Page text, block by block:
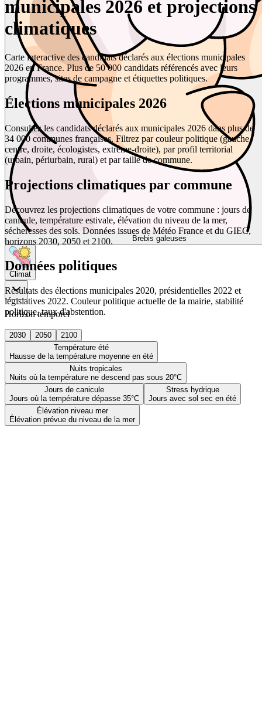
Brebis galeuses
Climat
Horizon temporel
2030 2050
2100
Température été
Hausse de la température moyenne en été
Nuits tropicales
Nuits où la température ne descend pas sous 20°C
Jours de canicule
Jours où la température dépasse 35°C
Stress hydrique
Jours avec sol sec en été
Élévation niveau mer
Élévation prévue du niveau de la mer
municipales 2026 et projections
climatiques
Carte interactive des candidats déclarés aux élections municipales
2026 en France. Plus de 50 000 candidats référencés avec leurs
programmes, sites de campagne et étiquettes politiques.
Élections municipales 2026
Consultez les candidats déclarés aux municipales 2026 dans plus de
34 000 communes françaises. Filtrez par couleur politique (gauche,
centre, droite, écologistes, extrême-droite), par profil territorial
(urbain, périurbain, rural) et par taille de commune.
Projections climatiques par commune
Découvrez les projections climatiques de votre commune : jours de
canicule, température estivale, élévation du niveau de la mer,
sécheresses des sols. Données issues de Météo France et du GIEC,
horizons 2030, 2050 et 2100.
Données politiques
Résultats des élections municipales 2020, présidentielles 2022 et
législatives 2022. Couleur politique actuelle de la mairie, stabilité
politique, taux d'abstention.